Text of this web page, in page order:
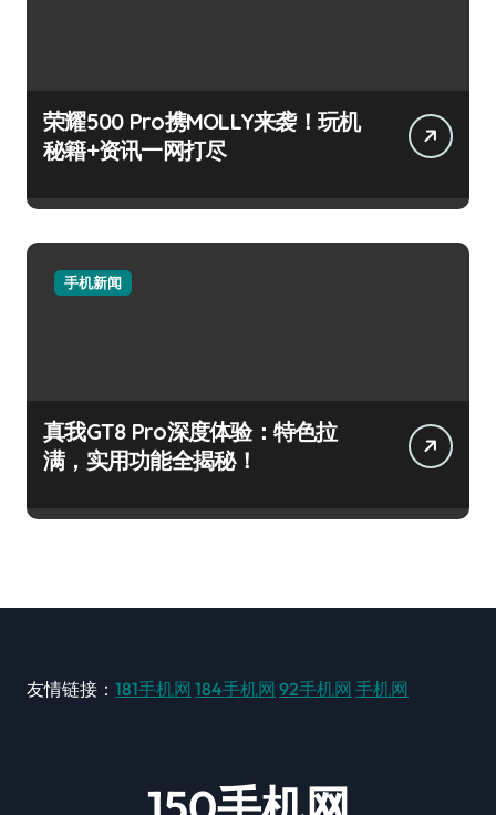
荣耀500 Pro携MOLLY来袭！玩机
秘籍+资讯一网打尽
手机新闻
真我GT8 Pro深度体验：特色拉
满，实用功能全揭秘！
友情链接： 181手机网 184手机网 92手机网 手机网